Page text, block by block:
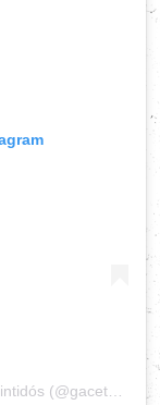
Una publicación compartida por Gaceta Veintidós (@gacetaveintidos)